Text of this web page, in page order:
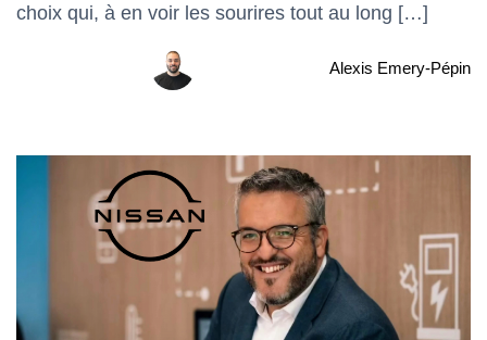
choix qui, à en voir les sourires tout au long […]
Alexis Emery-Pépin